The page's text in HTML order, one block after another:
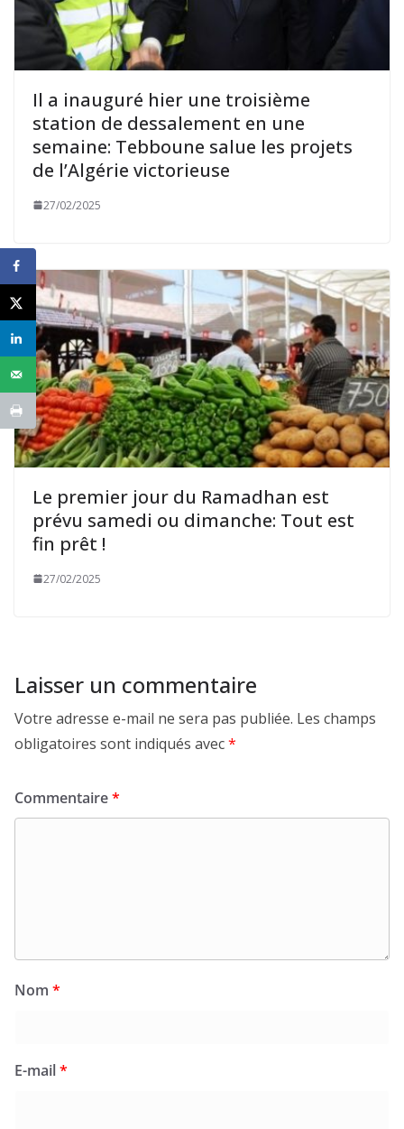
Il a inauguré hier une troisième
station de dessalement en une
semaine: Tebboune salue les projets
de l’Algérie victorieuse
27/02/2025
Le premier jour du Ramadhan est
prévu samedi ou dimanche: Tout est
fin prêt !
27/02/2025
Laisser un commentaire
Votre adresse e-mail ne sera pas publiée. Les champs
obligatoires sont indiqués avec*
Commentaire*
Nom *
E-mail*